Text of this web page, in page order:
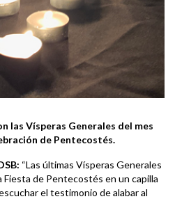
las Vísperas Generales del mes
de Pentecostés.
“Las últimas Vísperas Generales
Fiesta de Pentecostés en un capilla
el testimonio de alabar al